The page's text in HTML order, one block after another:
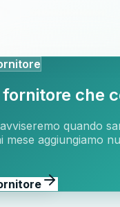
che
quando
mese aggiungiamo